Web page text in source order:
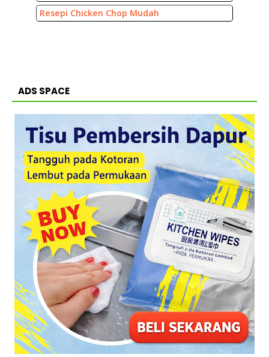
Resepi Chicken Chop Mudah
ADS SPACE